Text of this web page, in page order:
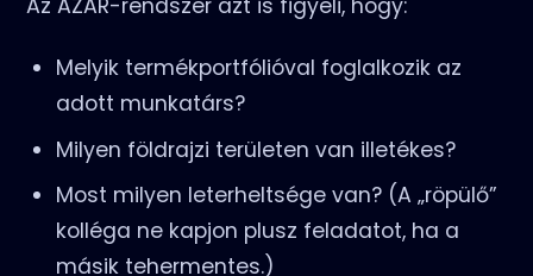
Az AZAR-rendszer azt is figyeli, hogy:
Melyik termékportfólióval foglalkozik az
adott munkatárs?
Milyen földrajzi területen van illetékes?
Most milyen leterheltsége van? (A „röpülő”
kolléga ne kapjon plusz feladatot, ha a
másik tehermentes.)